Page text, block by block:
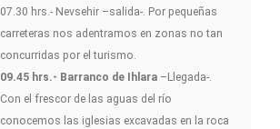
07.30 hrs.- Nevsehir –salida-. Por pequeñas
carreteras nos adentramos en zonas no tan
concurridas por el turismo.
09.45 hrs.- Barranco de Ihlara –Llegada-.
Con el frescor de las aguas del río
conocemos las iglesias excavadas en la roca